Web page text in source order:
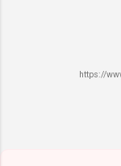
그
몇
자격
광
https://